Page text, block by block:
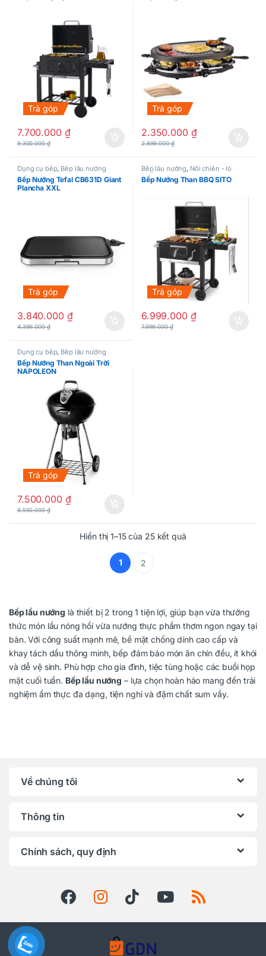
Trả góp
7.700.000 ₫
9.300.000₫
Trả góp
2.350.000 ₫
2.899.000₫
Dụng cụ bếp, Bếp lẩu nướng
Bếp Nướng Tefal CB631D Giant
Plancha XXL
Trả góp
3.840.000 ₫
4.399.000₫
Bếp lẩu nướng, Nồi chiên - lò
nướng
Bếp Nướng Than BBQ SITO
Trả góp
6.999.000 ₫
7.999.000₫
Dụng cụ bếp, Bếp lẩu nướng
Bếp Nướng Than Ngoài Trời
NAPOLEON
Trả góp
7.500.000 ₫
8.550.000₫
Hiển thị 1–15 của 25 kết quả
1 2
Bếp lẩu nướng là thiết bị 2 trong 1 tiện lợi, giúp bạn vừa thưởng
thức món lẩu nóng hổi vừa nướng thực phẩm thơm ngon ngay tại
bàn. Với công suất mạnh mẽ, bề mặt chống dính cao cấp và
khay tách dầu thông minh, bếp đảm bảo món ăn chín đều, ít khói
và dễ vệ sinh. Phù hợp cho gia đình, tiệc tùng hoặc các buổi họp
mặt cuối tuần. Bếp lẩu nướng – lựa chọn hoàn hảo mang đến trải
nghiệm ẩm thực đa dạng, tiện nghi và đậm chất sum vầy.
Về chúng tôi
Thông tin
Chính sách, quy định